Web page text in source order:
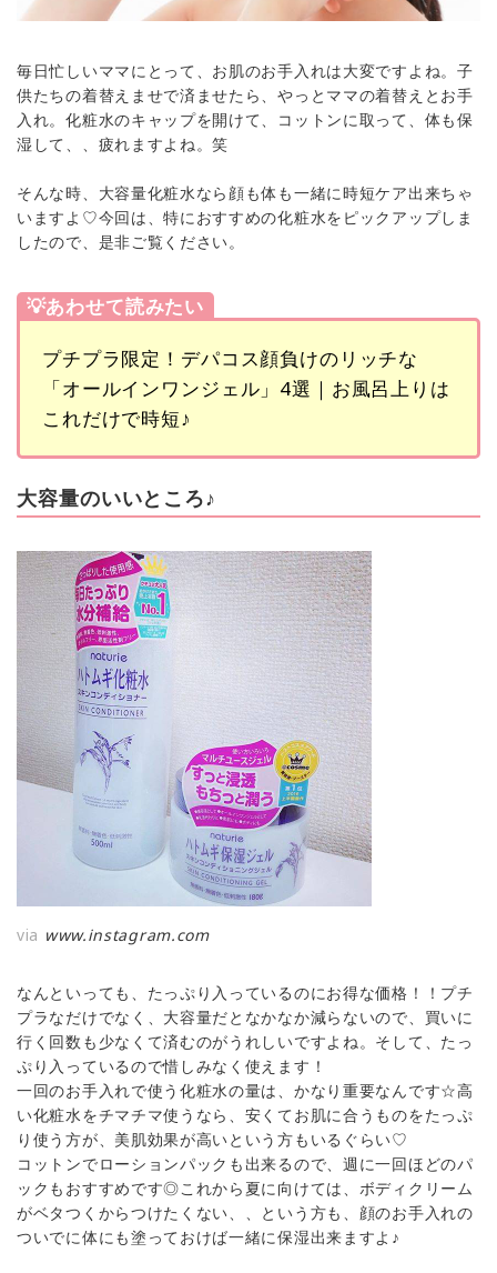
毎日忙しいママにとって、お肌のお手入れは大変ですよね。子
供たちの着替えませで済ませたら、やっとママの着替えとお手
入れ。化粧水のキャップを開けて、コットンに取って、体も保
湿して、、疲れますよね。笑
そんな時、大容量化粧水なら顔も体も一緒に時短ケア出来ちゃ
いますよ♡今回は、特におすすめの化粧水をピックアップしま
したので、是非ご覧ください。
💡あわせて読みたい
プチプラ限定！デパコス顔負けのリッチな
「オールインワンジェル」4選｜お風呂上りは
これだけで時短♪
大容量のいいところ♪
via www.instagram.com
なんといっても、たっぷり入っているのにお得な価格！！プチ
プラなだけでなく、大容量だとなかなか減らないので、買いに
行く回数も少なくて済むのがうれしいですよね。そして、たっ
ぷり入っているので惜しみなく使えます！
一回のお手入れで使う化粧水の量は、かなり重要なんです☆高
い化粧水をチマチマ使うなら、安くてお肌に合うものをたっぷ
り使う方が、美肌効果が高いという方もいるぐらい♡
コットンでローションパックも出来るので、週に一回ほどのパ
ックもおすすめです◎これから夏に向けては、ボディクリーム
がベタつくからつけたくない、、という方も、顔のお手入れの
ついでに体にも塗っておけば一緒に保湿出来ますよ♪